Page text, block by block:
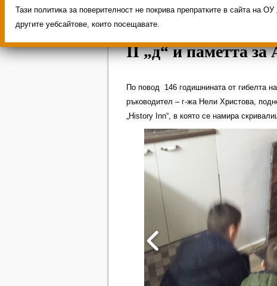
II „д“ и паметта за
По повод 146 годишнината от гибелта
ръководител – г-жа Нели Христова,
„History Inn“, в която се намира
Тази политика за поверителност не покрива препратките в сайта на
другите уебсайтове, които посещавате.